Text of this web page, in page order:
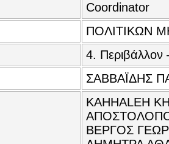
Coordinator
ΠΟΛΙΤΙΚΩΝ
4. Περιβάλλον
ΣΑΒΒΑΪΔΗΣ
KAHHALEH
ΒΕΡΓΟΣ